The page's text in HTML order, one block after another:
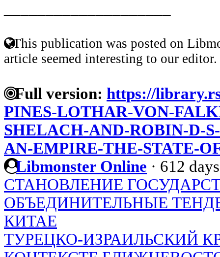
This publication was posted on
article seemed interesting to our editor.
Full version: https://
PINES-LOTHAR-VON-
SHELACH-AND-ROBIN-D-
AN-EMPIRE-THE-STATE-
Libmonster Online · 612
СТАНОВЛЕНИЕ
ОБЪЕДИНИТЕЛЬНЫЕ
КИТАЕ
ТУРЕЦКО-ИЗРАИЛЬСКИЙ